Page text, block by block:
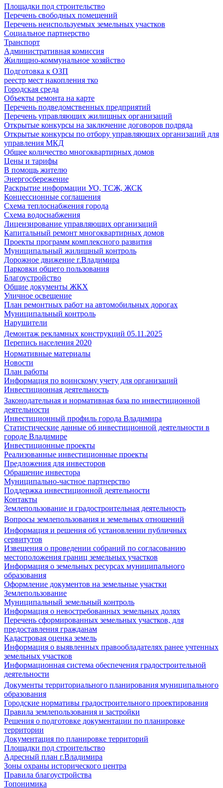
Площадки под строительство
Перечень свободных помещений
Перечень неиспользуемых земельных участков
Социальное партнерство
Транспорт
Административная комиссия
Жилищно-коммунальное хозяйство
Подготовка к ОЗП
реестр мест накопления тко
Городская среда
Объекты ремонта на карте
Перечень подведомственных предприятий
Перечень управляющих жилищных организаций
Открытые конкурсы на заключение договоров подряда
Открытые конкурсы по отбору управляющих организаций для
управления МКД
Общее количество многоквартирных домов
Цены и тарифы
В помощь жителю
Энергосбережение
Раскрытие информации УО, ТСЖ, ЖСК
Концессионные соглашения
Схема теплоснабжения города
Схема водоснабжения
Лицензирование управляющих организаций
Капитальный ремонт многоквартирных домов
Проекты программ комплексного развития
Муниципальный жилищный контроль
Дорожное движение г.Владимира
Парковки общего пользования
Благоустройство
Общие документы ЖКХ
Уличное освещение
План ремонтных работ на автомобильных дорогах
Муниципальный контроль
Нарушители
Демонтаж рекламных конструкций 05.11.2025
Перепись населения 2020
Нормативные материалы
Новости
План работы
Информация по воинскому учету для организаций
Инвестиционная деятельность
Законодательная и нормативная база по инвестиционной
деятельности
Инвестиционный профиль города Владимира
Статистические данные об инвестиционной деятельности в
городе Владимире
Инвестиционные проекты
Реализованные инвестиционные проекты
Предложения для инвесторов
Обращение инвестора
Муниципально-частное партнерство
Поддержка инвестиционной деятельности
Контакты
Землепользование и градостроительная деятельность
Вопросы землепользования и земельных отношений
Информация и решения об установлении публичных
сервитутов
Извещения о проведении собраний по согласованию
местоположения границ земельных участков
Информация о земельных ресурсах муниципального
образования
Оформление документов на земельные участки
Землепользование
Муниципальный земельный контроль
Информация о невостребованных земельных долях
Перечень сформированных земельных участков, для
предоставления гражданам
Кадастровая оценка земель
Информация о выявленных правообладателях ранее учтенных
земельных участков
Информационная система обеспечения градостроительной
деятельности
Документы территориального планирования муниципального
образования
Городские нормативы градостроительного проектирования
Правила землепользования и застройки
Решения о подготовке документации по планировке
территории
Документация по планировке территорий
Площадки под строительство
Адресный план г.Владимира
Зоны охраны исторического центра
Правила благоустройства
Топонимика